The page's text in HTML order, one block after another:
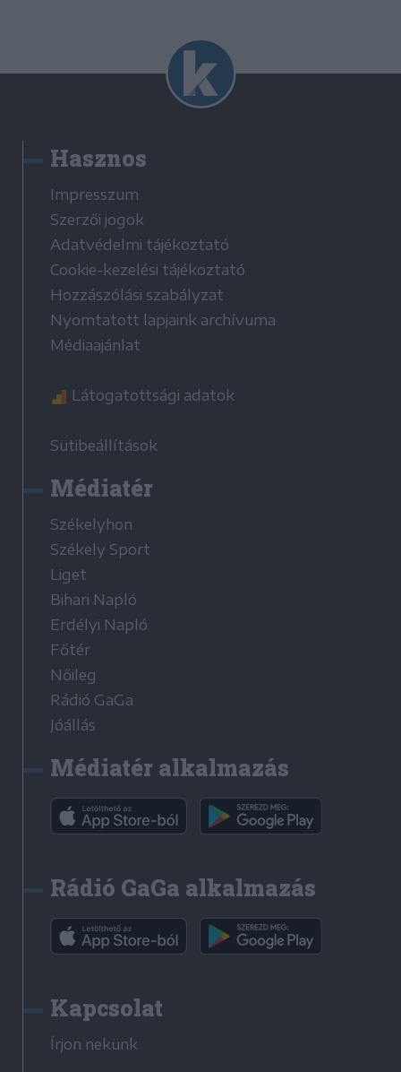
Hasznos
Impresszum
Szerzői jogok
Adatvédelmi tájékoztató
Cookie-kezelési tájékoztató
Hozzászólási szabályzat
Nyomtatott lapjaink archívuma
Médiaajánlat
Látogatottsági adatok
Sütibeállítások
Médiatér
Székelyhon
Székely Sport
Liget
Bihari Napló
Erdélyi Napló
Főtér
Nőileg
Rádió GaGa
Jóállás
Médiatér alkalmazás
Rádió GaGa alkalmazás
Kapcsolat
Írjon nekünk